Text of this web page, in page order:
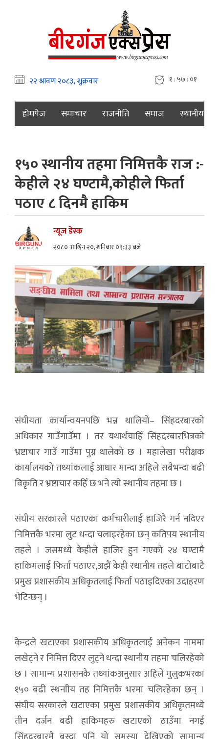
१ : ५७ : ०२
होमपेज समाचार राजनीति समाज स्थानीय
१५० स्थानीय तहमा निमित्तकै राज :-
केहीले २४ घण्टामै,कोहीले फिर्ता
पठाए ८ दिनमै हाकिम
न्यूज डेस्क
२०८० आश्विन २०, शनिबार ०९:३३ बजे
संघीयता कार्यान्वयनपछि भन्न थालियो– सिंहदरबारको
अधिकार गाउँगाउँमा । तर यथार्थचाहिँ सिंहदरबारभित्रको
भ्रष्टाचार गाउँ गाउँमा पुग्न थालेको छ । महालेखा परीक्षक
कार्यालयको तथ्यांकलाई आधार मान्दा अहिले सबैभन्दा बढी
विकृति र भ्रष्टाचार कहिँ छ भने त्यो स्थानीय तहमा छ ।
संघीय सरकारले पठाएका कर्मचारीलाई हाजिरै गर्न नदिएर
निमित्तकै भरमा लुट धन्दा चलाइरहेका छन् कतिपय स्थानीय
तहले । जसमध्ये केहीले हाजिर हुन गएको २४ घण्टामै
हाकिमलाई फिर्ता पठाएर,अझैं केही स्थानीय तहले बाटोबाटै
प्रमुख प्रशासकीय अधिकृतलाई फिर्ता पठाइदिएका उदाहरण
भेटिन्छन् ।
केन्द्रले खटाएका प्रशासकीय अधिकृतलाई अनेकन नाममा
लखेट्ने र निमित्त दिएर लुट्ने धन्दा स्थानीय तहमा चलिरहेको
छ । सामान्य प्रशासनकै तथ्यांकअनुसार अहिले मुलुकभरका
१५० बढी स्थनाीय तह निमित्तकै भरमा चलिरहेका छन् ।
संघीय सरकारले खटाएका प्रमुख प्रशासकीय अधिकृतमध्ये
तीन दर्जन बढी हाकिमहरु खटाएको ठाउँमा नगई